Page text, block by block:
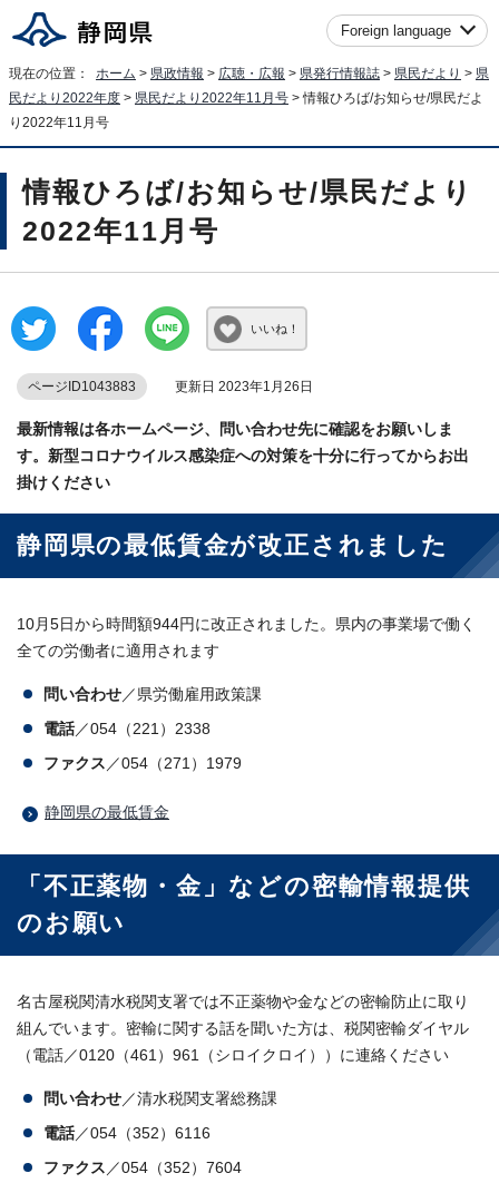
Foreign language
現在の位置： ホーム > 県政情報 > 広聴・広報 > 県発行情報誌 > 県民だより > 県
民だより2022年度 > 県民だより2022年11月号 > 情報ひろば/お知らせ/県民だよ
り2022年11月号
情報ひろば/お知らせ/県民だより
2022年11月号
いいね！
ページID1043883 更新日 2023年1月26日
最新情報は各ホームページ、問い合わせ先に確認をお願いしま
す。新型コロナウイルス感染症への対策を十分に行ってからお出
掛けください
静岡県の最低賃金が改正されました
10月5日から時間額944円に改正されました。県内の事業場で働く
全ての労働者に適用されます
問い合わせ／県労働雇用政策課
電話／054（221）2338
ファクス ／054（271）1979
静岡県の最低賃金
「不正薬物・金」などの密輸情報提供
のお願い
名古屋税関清水税関支署では不正薬物や金などの密輸防止に取り
組んでいます。密輸に関する話を聞いた方は、税関密輸ダイヤル
（電話／0120（461）961（シロイクロイ））に連絡ください
問い合わせ／清水税関支署総務課
電話／054（352）6116
ファクス ／054（352）7604